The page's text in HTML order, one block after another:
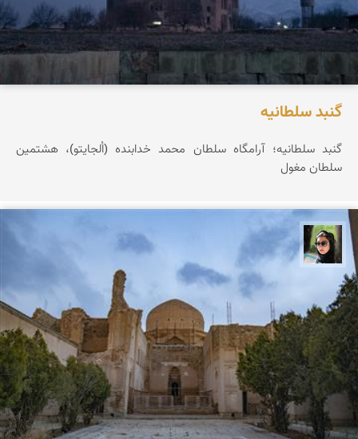
گنبد سلطانیه
گنبد سلطانیه؛ آرامگاه سلطان محمد خدابنده (اُلجایتو)، هشتمین
سلطان مغول